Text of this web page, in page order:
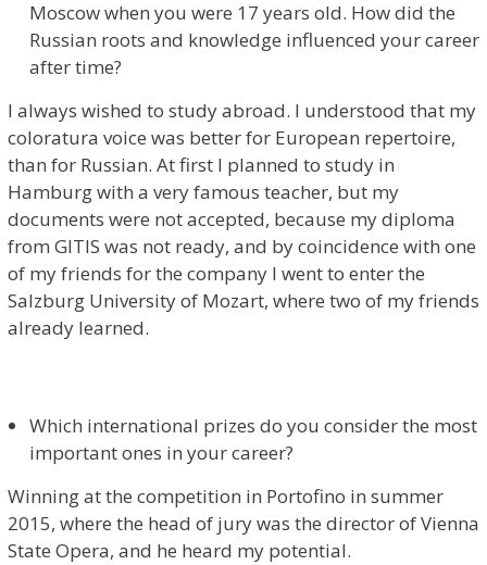
Moscow when you were 17 years old. How did the
Russian roots and knowledge influenced your career
after time?
I always wished to study abroad. I understood that my
coloratura voice was better for European repertoire,
than for Russian. At first I planned to study in
Hamburg with a very famous teacher, but my
documents were not accepted, because my diploma
from GITIS was not ready, and by coincidence with one
of my friends for the company I went to enter the
Salzburg University of Mozart, where two of my friends
already learned.
Which international prizes do you consider the most
important ones in your career?
Winning at the competition in Portofino in summer
2015, where the head of jury was the director of Vienna
State Opera, and he heard my potential.